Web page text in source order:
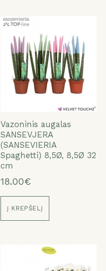
Vazoninis augalas
SANSEVJERA
(SANSEVIERIA
Spaghetti) 8,5Ø, 8,5Ø 32
cm
18.00€
Į KREPŠELĮ